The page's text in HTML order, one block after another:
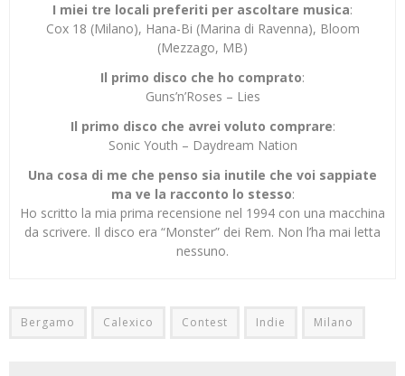
I miei tre locali preferiti per ascoltare musica:
Cox 18 (Milano), Hana-Bi (Marina di Ravenna), Bloom
(Mezzago, MB)
Il primo disco che ho comprato:
Guns’n’Roses – Lies
Il primo disco che avrei voluto comprare:
Sonic Youth – Daydream Nation
Una cosa di me che penso sia inutile che voi sappiate
ma ve la racconto lo stesso:
Ho scritto la mia prima recensione nel 1994 con una macchina
da scrivere. Il disco era “Monster” dei Rem. Non l’ha mai letta
nessuno.
Bergamo Calexico Contest Indie Milano